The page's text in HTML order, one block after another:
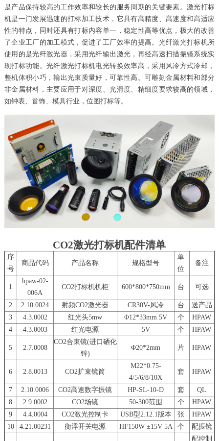
是产品保持较高的工作效率和较长的服务周期的关键要素。激光打标
机是一门发展迅速的打标加工技术，它具有高精度、高速度和高适应
性的特点，同时还具有打标内容单一，稳定性高等优点，极大的改善
了企业工厂的加工模式，促进了工厂效率的提高。光纤激光打标机所
使用的是光纤激光器，采用光纤输出激光，再经高速扫描振镜系统实
现打标功能。光纤激光打标机电光转换效率高，采用风冷方式冷却，
整机体积小巧，输出光束质量好，可靠性高。可雕刻金属材料和部分
非金属材料，主要应用于对深度、光滑度、精细度要求较高的领域，
如钟表、首饰、模具行业，位图打标等。
CO2激光打标机配件清单
序
号
商品代码 产品名称 规格型号
单
位
备注
1
hpaw-02-
006A
CO2打标机机柜 600*800*750mm 台 可选
2 2.10.0024 射频CO2激光器 CR30V-风冷 台
送产品
3
4.3.0002 红光头5mw Φ12*33mm 5V 个
HPAW
4
4.3.0003 红光电源 5V 个 HPAW
5 2.7.0008
CO2合束镜(进口硒化
锌)
Φ20*2mm 片 HPAW
6 2.8.0013 CO2扩束镜筒
M22*0.75-
4/5/6/8/10X
套 HPAW
7 2.10.0006 CO2高速数字振镜 HP-SL-10-D 套
QL
8
2.9.0002 CO2场镜 50-300范围 个
HPAW
9
4.4.0004 CO2激光控制卡 USB型2.12.1版本 张
HPAW
10
4.21.00231 衡浮开关电源 HF150W ±15V 5A 个 配振镜
配控制